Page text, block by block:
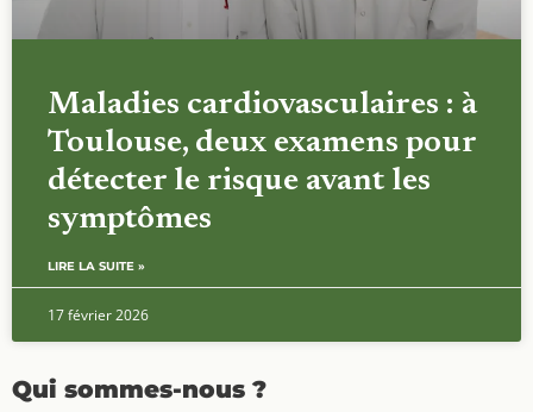
Maladies cardiovasculaires : à
Toulouse, deux examens pour
détecter le risque avant les
symptômes
LIRE LA SUITE »
17 février 2026
Qui sommes-nous ?